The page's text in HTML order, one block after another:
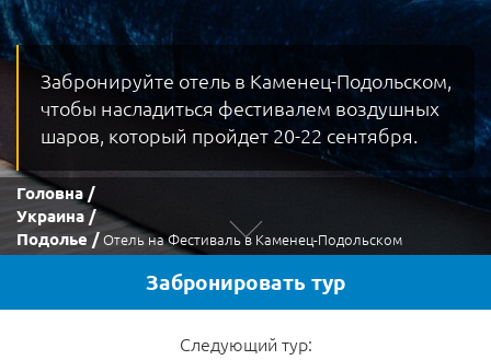
Забронируйте отель в Каменец-Подольском,
чтобы насладиться фестивалем воздушных
шаров, который пройдет 20-22 сентября.
Головна
Украина
Подолье
Отель на Фестиваль в Каменец-Подольском
Забронировать тур
Следующий тур: